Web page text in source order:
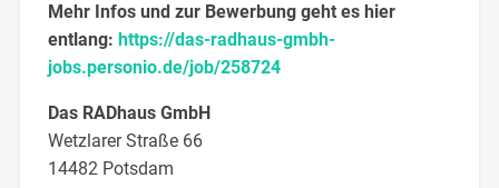
Mehr Infos und zur Bewerbung geht es hier
entlang: https://das-radhaus-gmbh-
jobs.personio.de/job/258724
Das RADhaus GmbH
Wetzlarer Straße 66
14482 Potsdam